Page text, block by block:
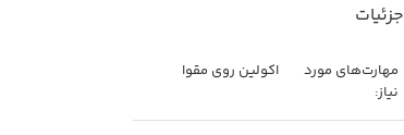
جزئیات
مهارت‌های مورد
نیاز:
اکولین روی مقوا